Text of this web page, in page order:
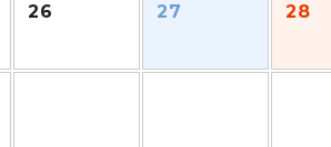
26 27 28